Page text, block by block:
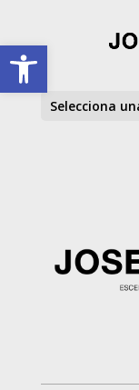
Obre la barra d'eines
Selecciona